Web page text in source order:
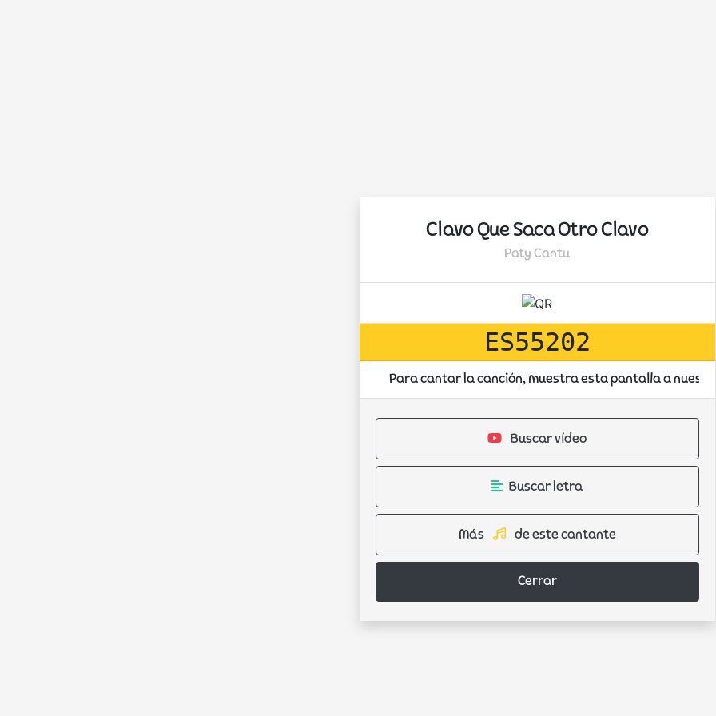
Clavo Que Saca Otro Clavo
Paty Cantu
ES55202
Para cantar la canción, muestra esta pantalla a nuestros
Buscar vídeo
Buscar letra
Más de este cantante
Cerrar